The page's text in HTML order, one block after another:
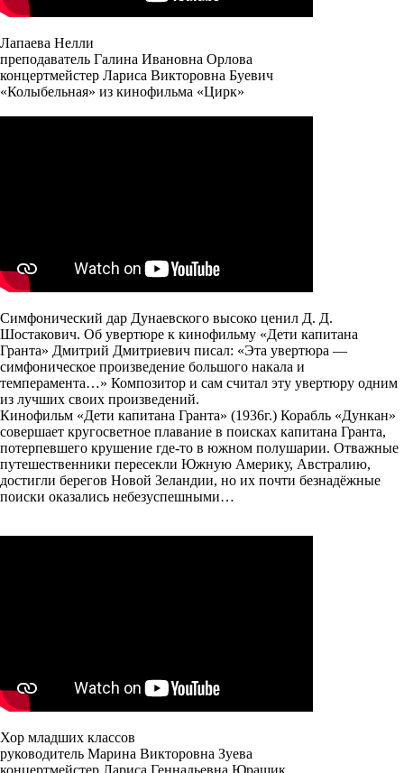
Лапаева Нелли
преподаватель Галина Ивановна Орлова
концертмейстер Лариса Викторовна Буевич
«Колыбельная» из кинофильма «Цирк»
Симфонический дар Дунаевского высоко ценил Д. Д.
Шостакович. Об увертюре к кинофильму «Дети капитана
Гранта» Дмитрий Дмитриевич писал: «Эта увертюра —
симфоническое произведение большого накала и
темперамента…» Композитор и сам считал эту увертюру одним
из лучших своих произведений.
Кинофильм «Дети капитана Гранта» (1936г.) Корабль «Дункан»
совершает кругосветное плавание в поисках капитана Гранта,
потерпевшего крушение где-то в южном полушарии. Отважные
путешественники пересекли Южную Америку, Австралию,
достигли берегов Новой Зеландии, но их почти безнадёжные
поиски оказались небезуспешными…
Хор младших классов
руководитель Марина Викторовна Зуева
концертмейстер Лариса Геннадьевна Юращик